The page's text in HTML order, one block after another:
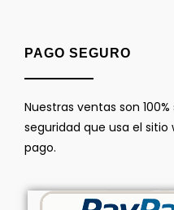
PAGO SEGURO
Nuestras ventas son
seguridad que usa el sitio
pago.